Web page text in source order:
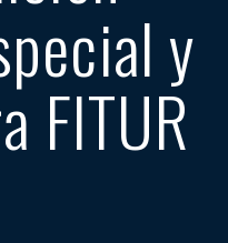
y
FITUR